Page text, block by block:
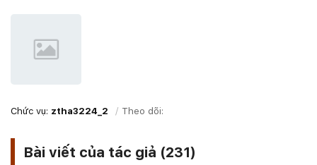
Chức vụ: ztha3224_2 Theo dõi:
Bài viết của tác giả (231)